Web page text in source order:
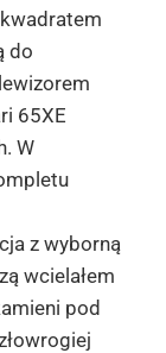
kwadratem
do
65XE
W
z wyborną
wcielałem
pod